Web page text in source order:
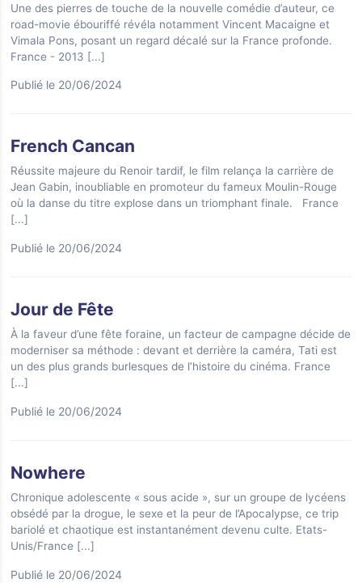
Une des pierres de touche de la nouvelle comédie d’auteur, ce
road-movie ébouriffé révéla notamment Vincent Macaigne et
Vimala Pons, posant un regard décalé sur la France profonde.
France - 2013 [...]
Publié le 20/06/2024
French Cancan
Réussite majeure du Renoir tardif, le film relança la carrière de
Jean Gabin, inoubliable en promoteur du fameux Moulin-Rouge
où la danse du titre explose dans un triomphant finale. France
[...]
Publié le 20/06/2024
Jour de Fête
À la faveur d’une fête foraine, un facteur de campagne décide de
moderniser sa méthode : devant et derrière la caméra, Tati est
un des plus grands burlesques de l’histoire du cinéma. France
[...]
Publié le 20/06/2024
Nowhere
Chronique adolescente « sous acide », sur un groupe de lycéens
obsédé par la drogue, le sexe et la peur de l’Apocalypse, ce trip
bariolé et chaotique est instantanément devenu culte. Etats-
Unis/France [...]
Publié le 20/06/2024